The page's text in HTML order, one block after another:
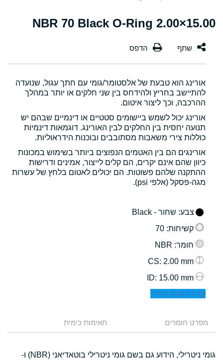
15.00×2.00 NBR 70 Black O-Ring
אורינג הוא טבעת של אלסטומר/גומי עם חתך עגול, שנועדה
להתיישב בחריץ ולהידחס בין שני חלקים או יותר במהלך
ההרכבה, וכך ליצור איטום.
אורינג יכול לשמש ביישומים סטטיים או דינמיים שבהם יש
תנועה יחסית בין החלקים לבין האורינג. דוגמאות דינמיות
כוללות צירי משאבות מסתובבים ובוכנות הידראוליות.
אורינגים הם בין האטמים הנפוצים ביותר בשימוש במכונות
כיוון שהם אינם יקרים, הם קלים לייצור, אמינים ודרישות
ההתקנה שלהם פשוטות. הם יכולים לאטום בלחץ של עשרות
מגה-פסקל (אלפי psi).
צבע: שחור - Black
קשיחות: 70
חומר: NBR
: 2.00 mm
: 15.00 mm
קבל הצעת מחיר
מפרט חומרים תאימות כימית
גומי ניטרילי, הידוע גם בשם גומי ניטרילי בוטאדיאני (NBR) ו-